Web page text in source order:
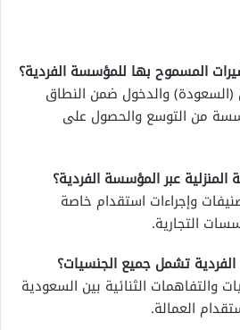
المسموح بها للمؤسسة الفردية؟
(السعودة) والدخول ضمن النطاق
من التوسع والحصول على
عبر المؤسسة الفردية؟
وإجراءات استقدام خاصة
التجارية.
تشمل جميع الجنسيات؟
والتفاهمات الثنائية بين السعودية
العمالة.